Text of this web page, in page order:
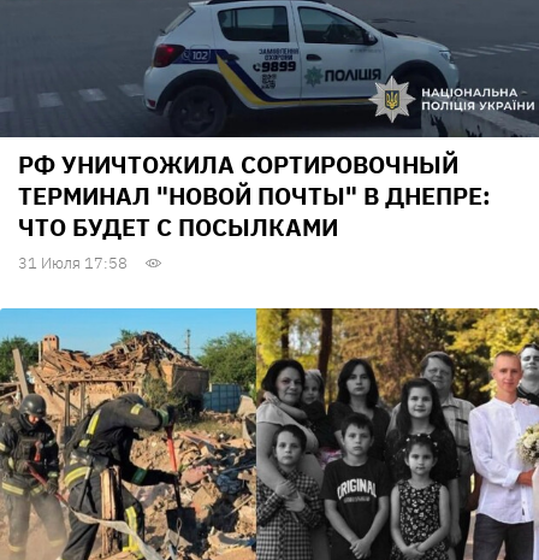
РФ УНИЧТОЖИЛА СОРТИРОВОЧНЫЙ
ТЕРМИНАЛ "НОВОЙ ПОЧТЫ" В ДНЕПРЕ:
ЧТО БУДЕТ С ПОСЫЛКАМИ
31 Июля 17:58